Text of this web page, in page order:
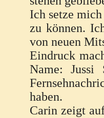
Ich setze
zu können.
von neuen
Eindruck
Name:
haben.
Carin zeigt